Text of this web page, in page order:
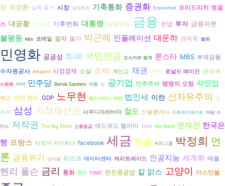
장 최경환 셜록 홈즈 시장 대체투자 기축통화 증권화 Economist 프리드리히 엥겔
스 대공황 이재명 기후변화 대통령 사모펀드 금융 헌법 투자 금융자본
불평등 kbs 코레일 음악 물가 박근혜 인플레이션 대운하 경제학 범죄
민영화 공공성 화폐 국민연금 오스카르 랑게 론스타 MBS 부외금융
수자원공사 Amazon 시장경제 소설 소비 개신교 채권 WTO 로널드 레이건 공공재
사회화 마약 민주당 Bernie Sanders 여행 물 공기업 민주주의 땡땡의 모험 자영업
해고 아인 랜드 GDP 노무현 엘리자베스 워렌 법인세 이란 신자유주의 소
득세 삼성 지적재산권 사우디아라비아 철도 신용평가사 스트레스테스트 아담 스
미스 저작권 The Big Short 신용등급 에드워드 벨러미 1984 Ayn Rand 문재인 한국은
행 프랑스 티모시 가이트너 facebook 세금 환율 씨티그룹 박정희 언
론 금융위기 성차별 리스크 데이터센터 캐리트레이드 인공지능 세계화 애플
헨리 폴슨 금리 통화 BIS TSMC 한진중공업 칼 맑스 고양이 이스탄불